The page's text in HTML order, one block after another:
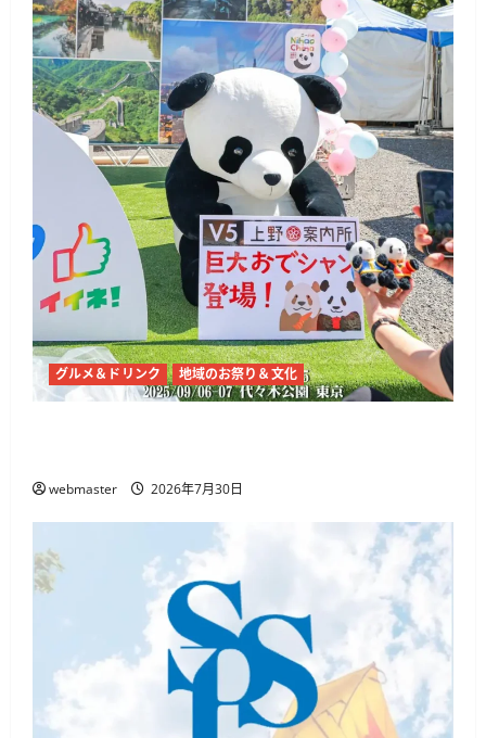
グルメ＆ドリンク 地域のお祭り＆文化
webmaster 2026年7月30日